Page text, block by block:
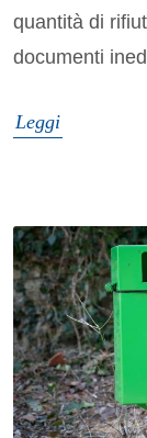
quantità di
documenti
Leggi